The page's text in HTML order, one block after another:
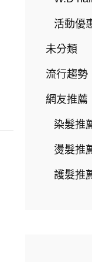
活動優
未分類
流行趨勢
網友推薦
染髮推
燙髮推
護髮推